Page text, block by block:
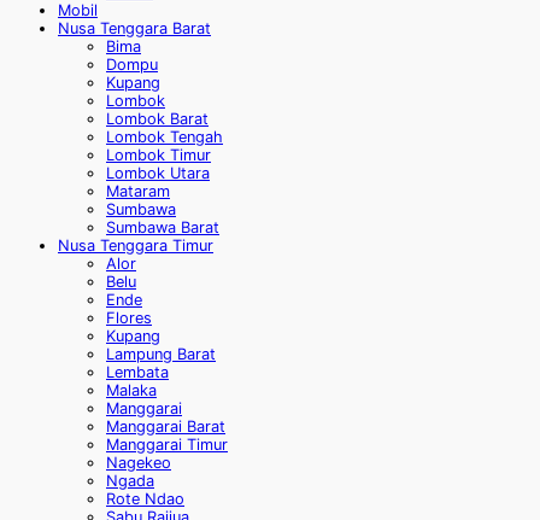
Mobil
Nusa Tenggara Barat
Bima
Dompu
Kupang
Lombok
Lombok Barat
Lombok Tengah
Lombok Timur
Lombok Utara
Mataram
Sumbawa
Sumbawa Barat
Nusa Tenggara Timur
Alor
Belu
Ende
Flores
Kupang
Lampung Barat
Lembata
Malaka
Manggarai
Manggarai Barat
Manggarai Timur
Nagekeo
Ngada
Rote Ndao